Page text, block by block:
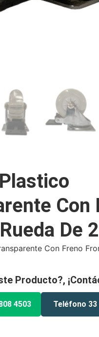
Con
De
Con Freno
Producto?,
4503 Teléfono 33